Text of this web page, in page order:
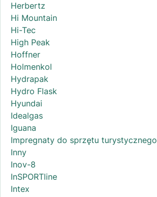
Herbertz
Hi Mountain
Hi-Tec
High Peak
Hoffner
Holmenkol
Hydrapak
Hydro Flask
Hyundai
Idealgas
Iguana
Impregnaty do sprzętu turystycznego
Inny
Inov-8
InSPORTline
Intex